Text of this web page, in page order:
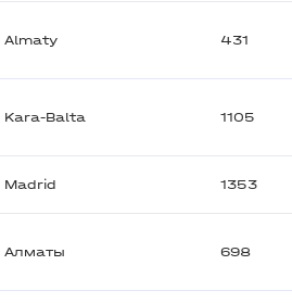
Almaty 431
Kara-Balta 1105
Madrid 1353
Алматы 698